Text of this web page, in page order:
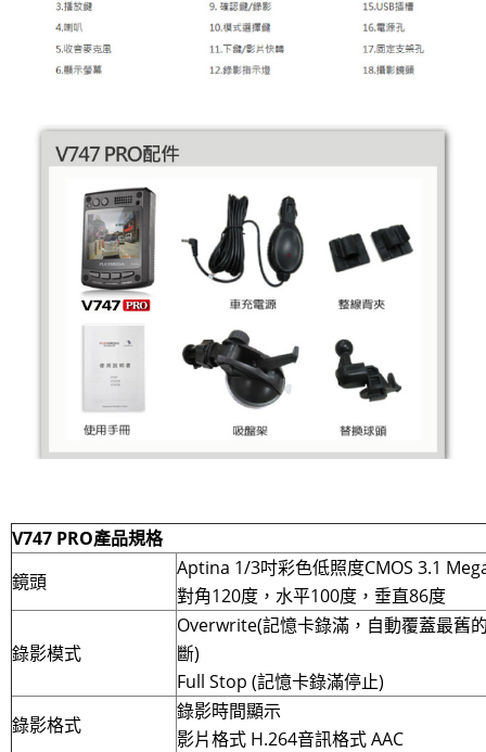
V747 PRO產品規格
鏡頭
Aptina 1/3吋彩色低照度CMOS 3.1
對角120度，水平100度，垂直86度
錄影模式
Overwrite(記憶卡錄滿，自動覆蓋最舊
斷)
Full Stop (記憶卡錄滿停止)
錄影格式
錄影時間顯示
影片格式 H.264音訊格式 AAC